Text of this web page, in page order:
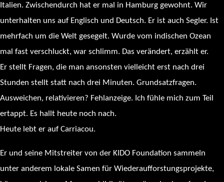
Italien. Zwischendurch hat er mal in Hamburg gewohnt. Wir
unterhalten uns auf Englisch und Deutsch. Er ist auch Segler. Ist
mehrfach um die Welt gesegelt. Wurde vom indischen Ozean
mal fast verschluckt, war schlimm. Das verändert, erzählt er.
Er stellt Fragen, die man ansonsten vielleicht erst nach drei
Stunden stellt statt nach drei Minuten. Grundsatzfragen.
Ausweichen, relativieren? Fehlanzeige. Ich fühle mich zum Teil
ertappt. Es hallt heute noch nach.
Heute lebt er auf Carriacou.
Er und seine Mitstreiter von der KIDO Foundation sammeln
unter anderem lokale Samen für Wiederaufforstungsprojekte,